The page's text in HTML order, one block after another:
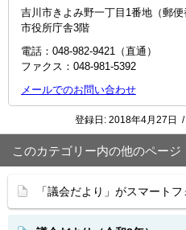
吉川市きよみ野一丁目1番地（郵便
市役所庁舎3階
電話：048-982-9421（直通）
ファクス：048-981-5392
メールでのお問い合わせ
登録日: 2018年4月27日 /
このカテゴリー内の他のページ
「議会だより」がスマート